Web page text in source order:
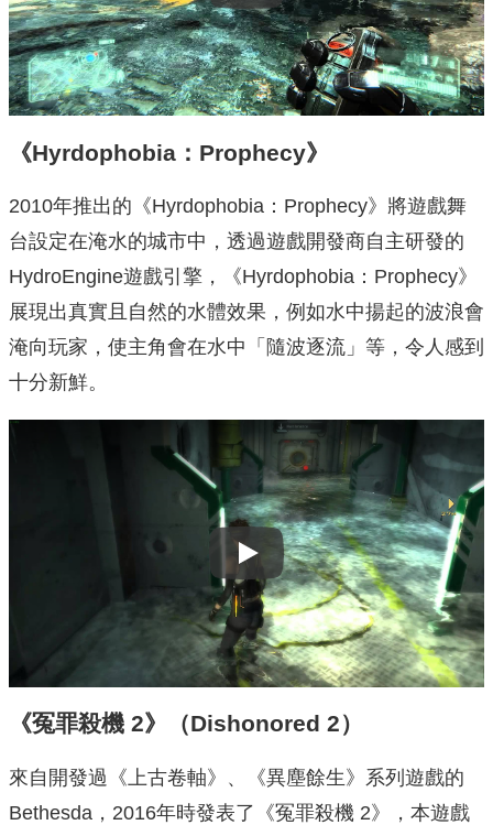
《Hyrdophobia：Prophecy》
2010年推出的《Hyrdophobia：Prophecy》將遊戲舞
台設定在淹水的城市中，透過遊戲開發商自主研發的
HydroEngine遊戲引擎，《Hyrdophobia：Prophecy》
展現出真實且自然的水體效果，例如水中揚起的波浪會
淹向玩家，使主角會在水中「隨波逐流」等，令人感到
十分新鮮。
Play
《冤罪殺機 2》（Dishonored 2）
來自開發過《上古卷軸》、《異塵餘生》系列遊戲的
Bethesda，2016年時發表了《冤罪殺機 2》，本遊戲